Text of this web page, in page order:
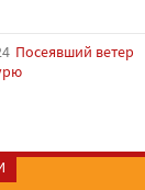
Посеявший ветер